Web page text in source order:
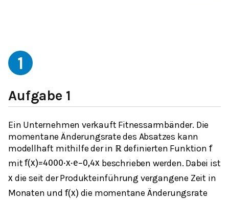
1
Aufgabe 1
Ein Unternehmen verkauft Fitnessarmbänder. Die
momentane Änderungsrate des Absatzes kann
modellhaft mithilfe der in ℝdefinierten Funktion f
mitf(x)=4000⋅x⋅e−0,4x beschrieben werden. Dabei ist
x die seit der Produkteinführung vergangene Zeit in
Monaten und f(x) die momentane Änderungsrate